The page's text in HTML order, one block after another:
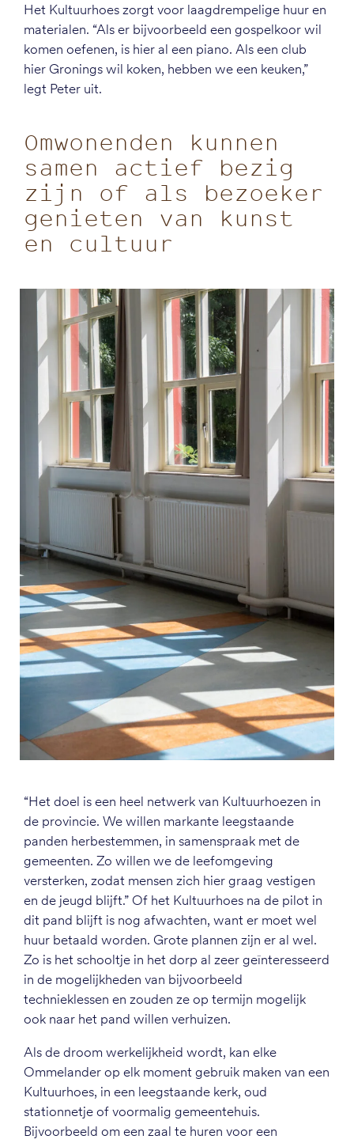
Het Kultuurhoes zorgt voor laagdrempelige huur en
materialen. “Als er bijvoorbeeld een gospelkoor wil
komen oefenen, is hier al een piano. Als een club
hier Gronings wil koken, hebben we een keuken,”
legt Peter uit.
Omwonenden kunnen
samen actief bezig
zijn of als bezoeker
genieten van kunst
en cultuur
“Het doel is een heel netwerk van Kultuurhoezen in
de provincie. We willen markante leegstaande
panden herbestemmen, in samenspraak met de
gemeenten. Zo willen we de leefomgeving
versterken, zodat mensen zich hier graag vestigen
en de jeugd blijft.” Of het Kultuurhoes na de pilot in
dit pand blijft is nog afwachten, want er moet wel
huur betaald worden. Grote plannen zijn er al wel.
Zo is het schooltje in het dorp al zeer geïnteresseerd
in de mogelijkheden van bijvoorbeeld
technieklessen en zouden ze op termijn mogelijk
ook naar het pand willen verhuizen.
Als de droom werkelijkheid wordt, kan elke
Ommelander op elk moment gebruik maken van een
Kultuurhoes, in een leegstaande kerk, oud
stationnetje of voormalig gemeentehuis.
Bijvoorbeeld om een zaal te huren voor een